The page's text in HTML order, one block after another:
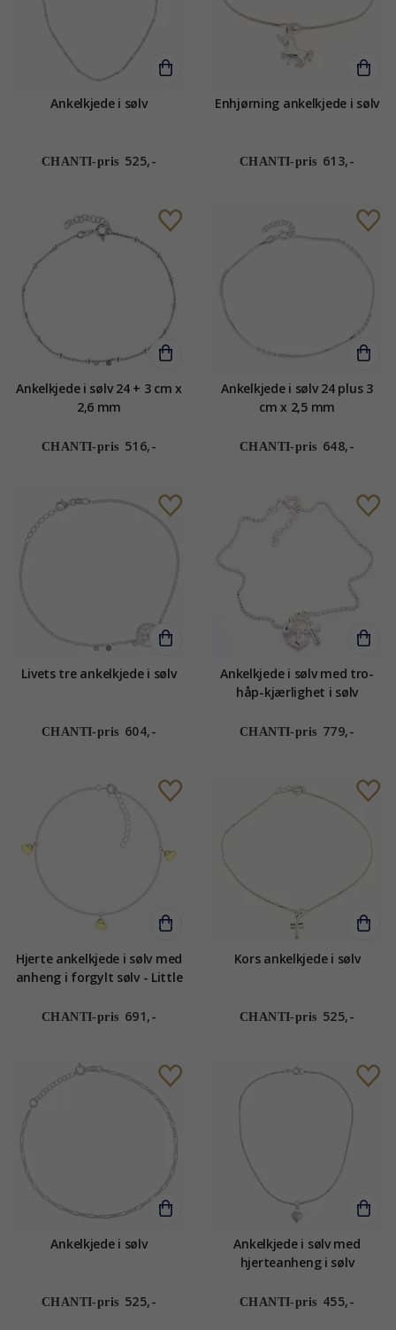
Ankelkjede i sølv
CHANTI-pris 525,-
Enhjørning ankelkjede i sølv
CHANTI-pris 613,-
Ankelkjede i sølv 24 + 3 cm x
2,6 mm
CHANTI-pris 516,-
Ankelkjede i sølv 24 plus 3
cm x 2,5 mm
CHANTI-pris 648,-
Livets tre ankelkjede i sølv
CHANTI-pris 604,-
Ankelkjede i sølv med tro-
håp-kjærlighet i sølv
CHANTI-pris 779,-
Hjerte ankelkjede i sølv med
anheng i forgylt sølv - Little
CHANTI-pris 691,-
Kors ankelkjede i sølv
CHANTI-pris 525,-
Ankelkjede i sølv
CHANTI-pris 525,-
Ankelkjede i sølv med
hjerteanheng i sølv
CHANTI-pris 455,-